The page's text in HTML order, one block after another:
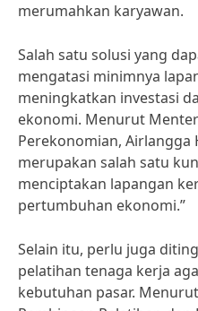
merumahkan karyawan.
Salah satu solusi yang
mengatasi minimnya
meningkatkan investasi
ekonomi. Menurut
Perekonomian, Airlangga
merupakan salah satu
menciptakan lapangan
pertumbuhan ekonomi.”
Selain itu, perlu juga
pelatihan tenaga kerja
kebutuhan pasar.